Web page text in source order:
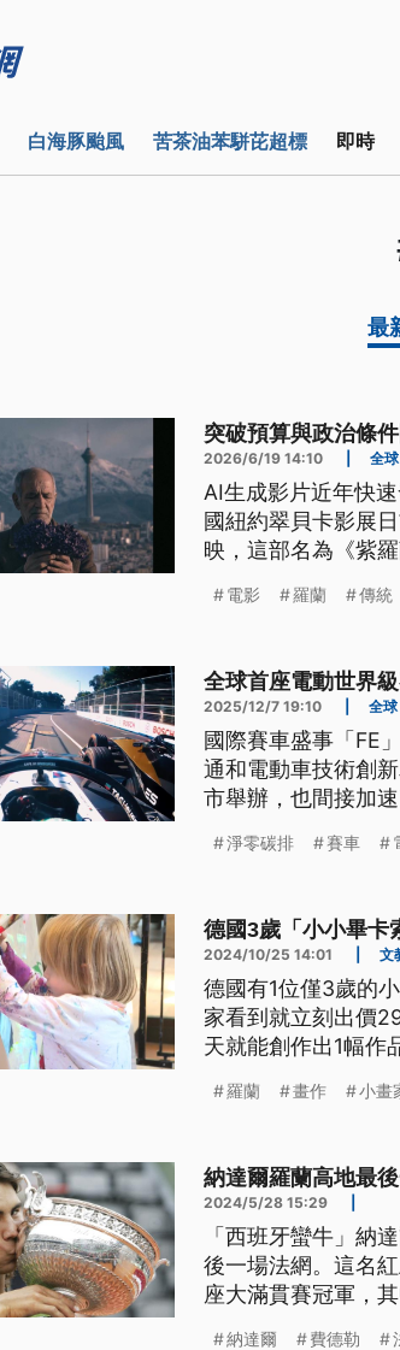
白海豚颱風 苦茶油苯駢芘超標 即時
最
突破預算與政治條
2026/6/19 14:10 全球
AI生成影片近年快
國紐約翠貝卡影展
映，這部名為《紫
有機會被拍攝出來。
電影 羅蘭 傳統
全球首座電動世界
2025/12/7 19:10 全球
國際賽車盛事「FE
通和電動車技術創
市舉辦，也間接加
淨零碳排 賽車
德國3歲「小小畢卡
2024/10/25 14:01 文
德國有1位僅3歲的
家看到就立刻出價
天就能創作出1幅作
羅蘭 畫作 小畫
納達爾羅蘭高地最
2024/5/28 15:29
「西班牙蠻牛」納
後一場法網。這名
座大滿貫賽冠軍，
納達爾 費德勒